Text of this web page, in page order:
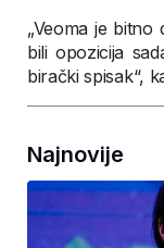
„Veoma je
bili opozicija
birački spisak“,
Najnovije